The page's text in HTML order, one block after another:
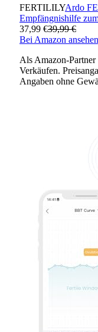
FERTILILYArdo
Empfängnishilfe
37,99 €39,99 €
Bei Amazon ansehen
Als Amazon-
Verkäufen.
Angaben ohne